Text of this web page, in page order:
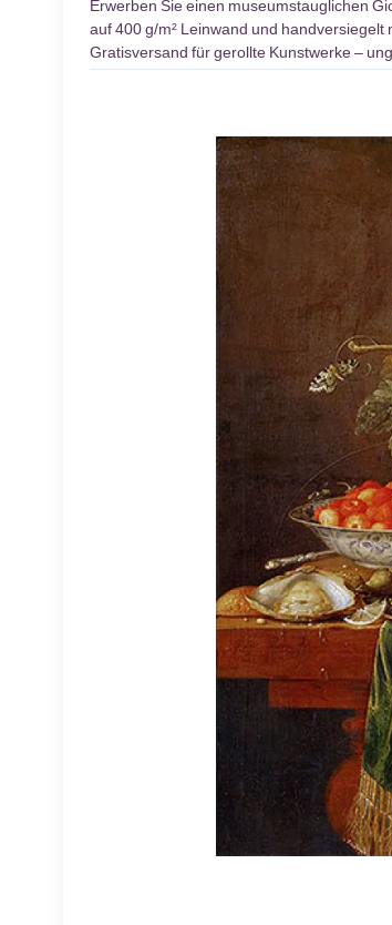
Erwerben Sie einen museumstauglichen
auf 400 g/m² Leinwand und
Gratisversand für gerollte Kunstwerke –